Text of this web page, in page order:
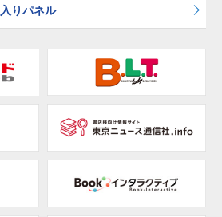
りパネル